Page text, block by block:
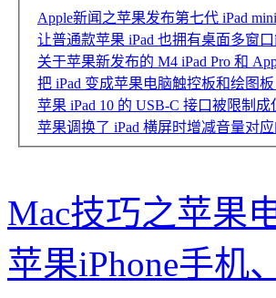
Apple新闻之苹果发布第七代 iPad mini
让普通款苹果 iPad 也拥有桌面多窗
关于苹果新发布的 M4 iPad Pro 和
把 iPad 变成苹果电脑触控板和绘图板
苹果 iPad 10 的 USB-C 接口被限制
苹果调换了 iPad 横屏时增减音量对
Mac技巧之苹果
苹果iPhone手机